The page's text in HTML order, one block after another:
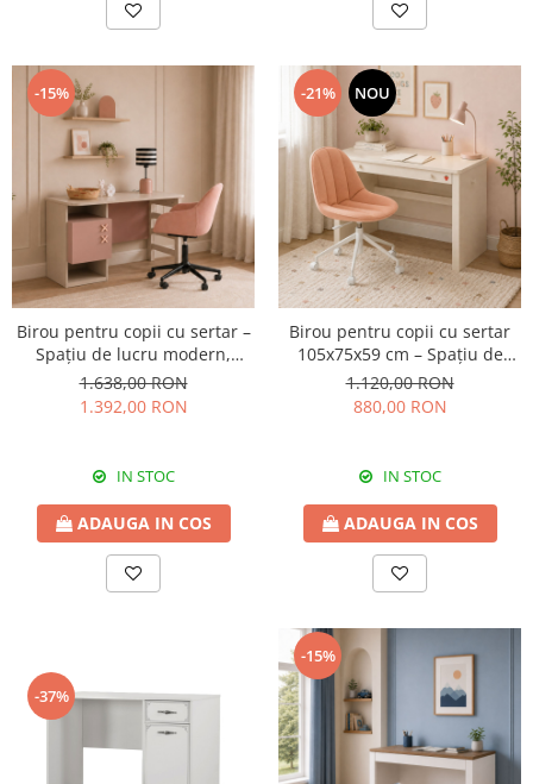
-15%
Birou pentru copii cu sertar –
Spațiu de lucru modern,
colecția Nordic
1.638,00 RON
1.392,00 RON
IN STOC
ADAUGA IN COS
-21% NOU
Birou pentru copii cu sertar
105x75x59 cm – Spațiu de
lucru modern, colecția Varia
1.120,00 RON
880,00 RON
IN STOC
ADAUGA IN COS
-37%
-15%